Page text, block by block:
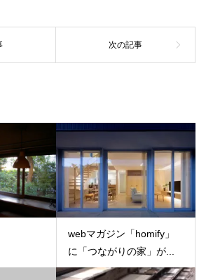
webマガジン「homify」
に「つながりの家」が...